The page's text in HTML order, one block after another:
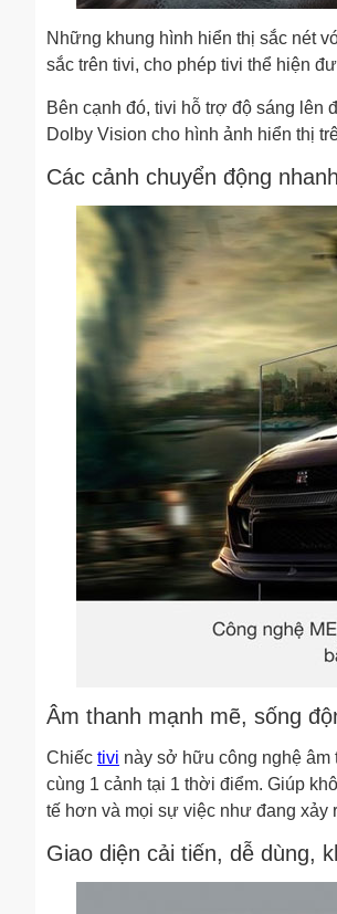
Những khung hình hiển thị sắc nét
sắc trên tivi, cho phép tivi thể hiện
Bên cạnh đó, tivi hỗ trợ độ sáng lên
Dolby Vision cho hình ảnh hiển thị
Các cảnh chuyển động
Âm thanh mạnh mẽ, sống
Chiếc tivi này sở hữu công nghệ âm
cùng 1 cảnh tại 1 thời điểm. Giúp
tế hơn và mọi sự việc như đang xảy
Giao diện cải tiến, dễ dùng,